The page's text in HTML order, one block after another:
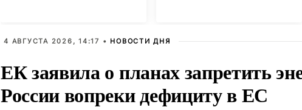
4 АВГУСТА 2026, 14:17 • НОВОСТИ ДНЯ
ЕК заявила о планах запретить
России вопреки дефициту в ЕС